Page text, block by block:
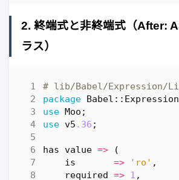
2. 終端式と非終端式（After:
ラス）
# lib/Babel/Expression/
package
use Moo ;
use v5 .36 ;
has value =>
(
is
=> 'ro' ,
required => 1 ,